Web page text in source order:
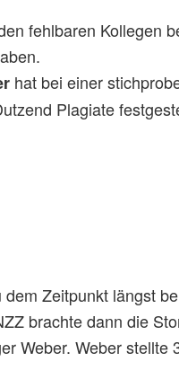
fehlbaren Kollegen
hat bei einer
Plagiate
Zeitpunkt längst
brachte dann die
Weber. Weber